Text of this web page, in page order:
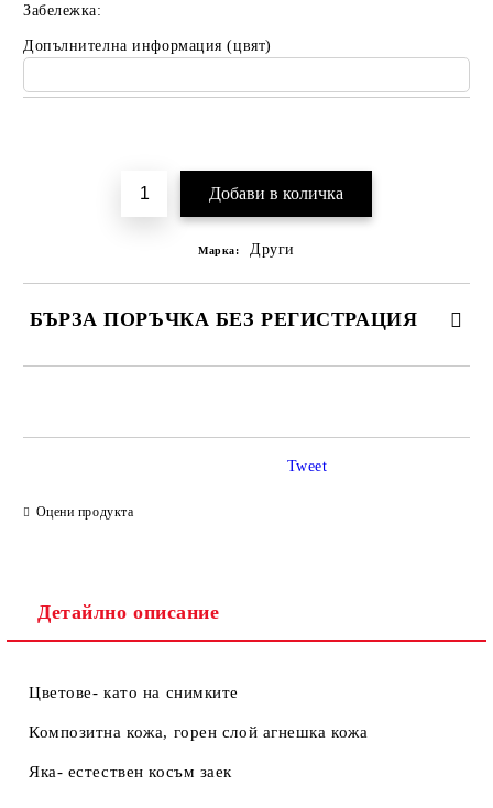
Забележка:
Допълнителна информация (цвят)
Марка: Други
БЪРЗА ПОРЪЧКА БЕЗ РЕГИСТРАЦИЯ
Оцени продукта
Tweet
Детайлно описание
Цветове- като на снимките
Композитна кожа, горен слой агнешка кожа
Яка- естествен косъм заек